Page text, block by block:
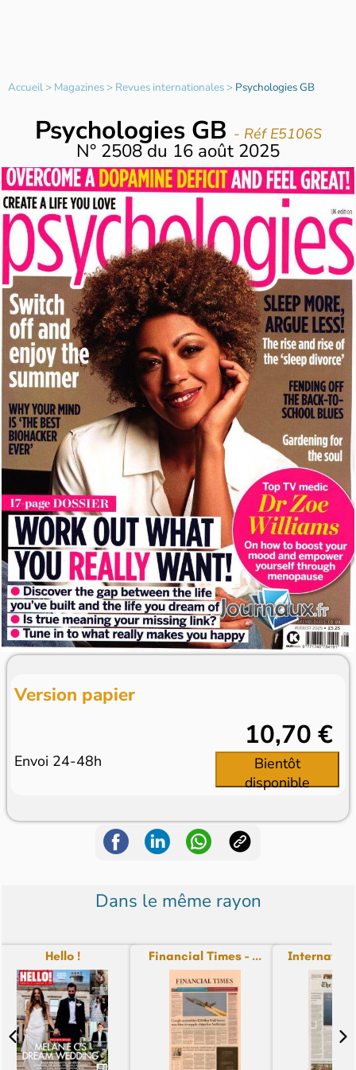
Accueil> Magazines> Revues internationales> Psychologies GB
Psychologies GB - Réf E5106S
N° 2508du 16 août 2025
Version papier
Envoi 24-48h
10,70 €
Bientôt
disponible
Dans le même rayon
Hello ! Financial Times - ...